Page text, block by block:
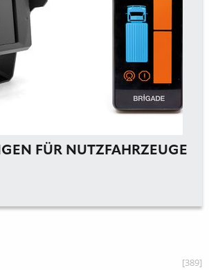
FÜR NUTZFAHRZEUGE
[389]